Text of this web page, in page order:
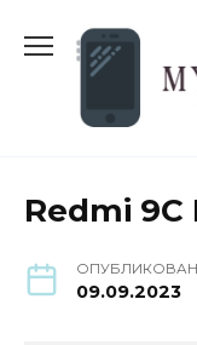
содержанию
Redmi 9C
09.09.2023